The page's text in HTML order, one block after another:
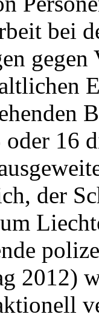
bei
gegen
16
der
2012)